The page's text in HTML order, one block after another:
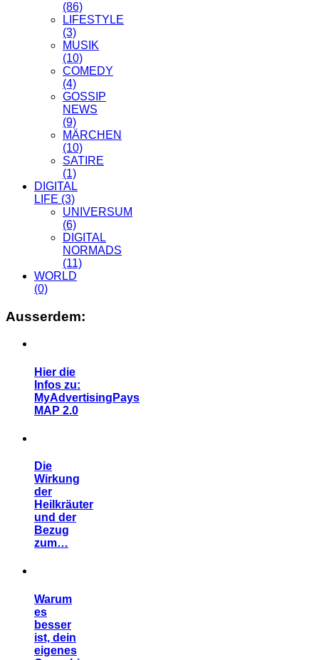
(86)
LIFESTYLE
(3)
MUSIK
(10)
COMEDY
(4)
GOSSIP
NEWS
(9)
MÄRCHEN
(10)
SATIRE
(1)
DIGITAL
LIFE (3)
UNIVERSUM
(6)
DIGITAL
NORMADS
(11)
WORLD
(0)
Ausserdem:
Hier die
Infos zu:
MyAdvertisingPays
MAP 2.0
Die
Wirkung
der
Heilkräuter
und der
Bezug
zum…
Warum
es
besser
ist, dein
eigenes